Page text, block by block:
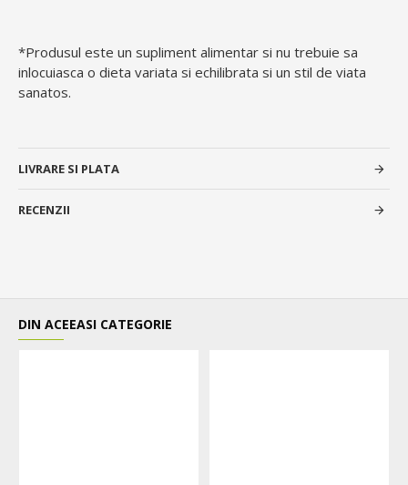
*Produsul este un supliment alimentar si nu trebuie sa
inlocuiasca o dieta variata si echilibrata si un stil de viata
sanatos.
LIVRARE SI PLATA
RECENZII
DIN ACEEASI CATEGORIE